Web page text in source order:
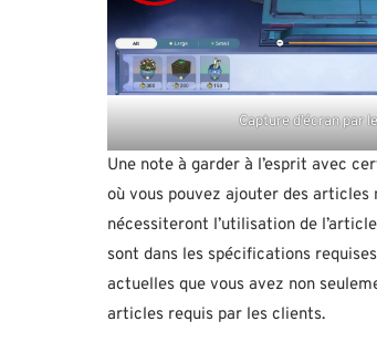
Capture d’écran par
Une note à garder à l’esprit avec
où vous pouvez ajouter des articles
nécessiteront l’utilisation de
sont dans les spécifications
actuelles que vous avez non
articles requis par les clients.